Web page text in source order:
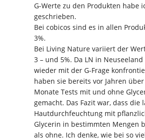
G-Werte zu den Produkten habe
geschrieben.
Bei cobicos sind es in allen
3%.
Bei Living Nature variiert der
3 – und 5%. Da LN in
wieder mit der G-Frage
haben sie bereits vor Jahren
Monate Tests mit und ohne
gemacht. Das Fazit war, dass die
Hautdurchfeuchtung mit
Glycerin in bestimmten Mengen
als ohne. Ich denke, wie bei so